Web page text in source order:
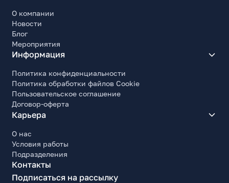
О компании
Новости
Блог
Мероприятия
Информация
Политика конфиденциальности
Политика обработки файлов Cookie
Пользовательское соглашение
Договор-оферта
Карьера
О нас
Условия работы
Подразделения
Контакты
Подписаться на рассылку